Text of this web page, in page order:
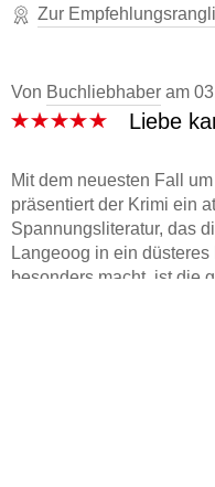
Zur
Von Buchliebhaber am
Liebe
Mit dem neuesten Fall
präsentiert der Krimi ein
Spannungsliteratur, das
Langeoog in ein
besonders macht, ist die